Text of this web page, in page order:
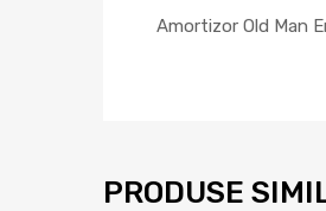
Amortizor Old Man
PRODUSE